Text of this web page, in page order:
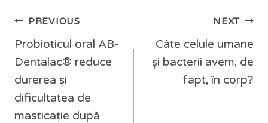
PREVIOUS
Probioticul oral AB-
Dentalac® reduce
durerea și
dificultatea de
masticație după
NEXT
Câte celule umane
și bacterii avem, de
fapt, în corp?